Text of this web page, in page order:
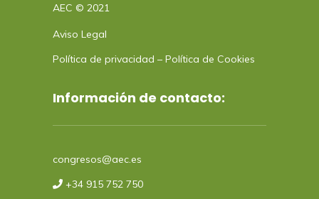
AEC © 2021
Aviso Legal
Política de privacidad – Política de Cookies
Información de contacto:
congresos@aec.es
+34 915 752 750